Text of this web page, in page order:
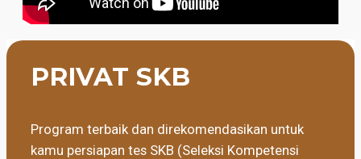
PRIVAT SKB
Program terbaik dan direkomendasikan untuk
kamu persiapan tes SKB (Seleksi Kompetensi